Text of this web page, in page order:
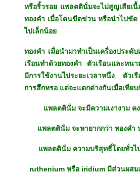
หรือริ้วรอย แพลตตินั่มจะไม่สูญเสียเนื้
ทองคำ เมื่อโดนขีดข่วน หรือนำไปขัด
ไปเล็กน้อย
ทองคำ เมื่อนำมาทำเป็นเครื่องประดั
เรือนทำด้วยทองคำ ตัวเรือนและหนา
มีการใช้งานไประยะเวลาหนึ่ง ตัวเ
การสึกหรอ แต่จะแตกต่างกันเมื่อเทีย
แพลตตินั่ม จะมีความเงางาม ค
แพลตตินั่ม จะหายากกว่า ทองคำ
แพลตตินั่ม ความบริสุทธิ์โดยทั่วไ
rutheniumหรือ iridium มีส่วนผส